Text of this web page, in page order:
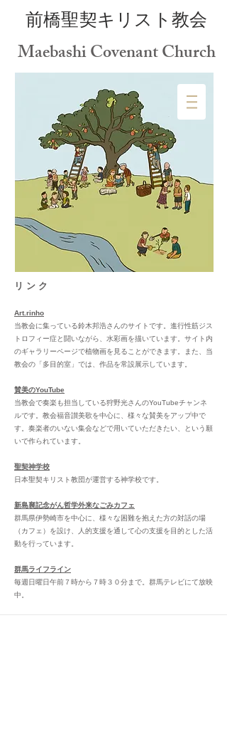
前橋聖契キリスト教会
Maebashi Covenant Church
リ ン ク
Art.rinho
当教会に集っている鈴木邦浩さんのサイトです。進行性筋ジス
トロフィー症と闘いながら、水彩画を描いています。サイト内
のギャラリーページで植物画を見ることができます。また、当
教会の「多目的室」では、作品を常設展示しています。
賛美のYouTube
当教会で奏楽も担当している狩野光さんのYouTubeチャンネ
ルです。教会福音讃美歌を中心に、様々な賛美をアップ中で
す。奏楽者のいない集会などで用いていただきたい、という願
いで作られています。
聖契神学校
日本聖契キリスト教団が運営する神学校です。
新島襄記念がん哲学外来なごみカフェ
群馬県伊勢崎市を中心に、様々な困難を抱えた方の対話の場
（カフェ）を設け、人的支援を通して心の支援を目的とした活
動を行っています。
群馬ライフライン
毎週日曜日午前７時から７時３０分まで。群馬テレビにて放映
中。